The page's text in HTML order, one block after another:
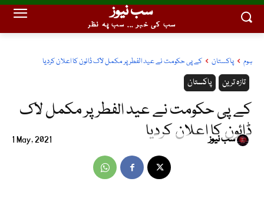
سب نیوز
سب کی خبر ... سب پہ نظر
ہوم پاکستان کے پی حکومت نے عید الفطر پر مکمل لاک ڈائون کا اعلان کردیا
پاکستان تازہ ترین
کے پی حکومت نے عید الفطر پر مکمل لاک
ڈائون کا اعلان کردیا
1 May, 2021 سب نیوز